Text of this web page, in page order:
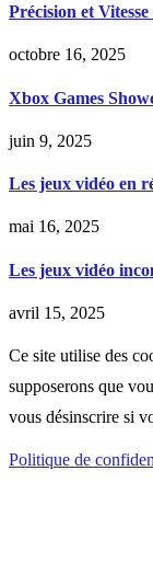
Précision et
octobre 16, 2025
Xbox Games
juin 9, 2025
Les jeux vidéo en
mai 16, 2025
Les jeux vidéo
avril 15, 2025
Ce site utilise des
supposerons que
vous désinscrire si
Politique de